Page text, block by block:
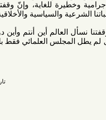
للغاية، وإنّ وقفتنا كتجمع
والسياسية والأخلاقية".
أين أنتم وأين دوركم
العلمائي فقط بل طال كل